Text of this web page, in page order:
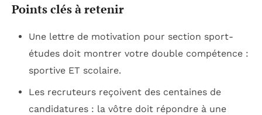
Points clés à retenir
Une lettre de motivation pour section sport-
études doit montrer votre double compétence :
sportive ET scolaire.
Les recruteurs reçoivent des centaines de
candidatures : la vôtre doit répondre à une